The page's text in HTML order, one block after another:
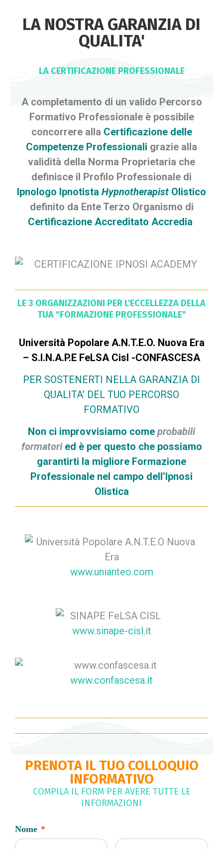
LA NOSTRA GARANZIA DI
QUALITA'
LA CERTIFICAZIONE PROFESSIONALE
A completamento di un valido Percorso
Formativo Professionale è possibile
concorrere alla Certificazione delle
Competenze Professionali grazie alla
validità della Norma Proprietaria che
definisce il Profilo Professionale di
Ipnologo Ipnotista Hypnotherapist Olistico
definito da Ente Terzo Organismo di
Certificazione Accreditato Accredia
LE 3 ORGANIZZAZIONI PER L'ECCELLEZZA DELLA
TUA "FORMAZIONE PROFESSIONALE"
Università Popolare A.N.T.E.O. Nuova Era
– S.I.N.A.P.E FeLSA Cisl -CONFASCESA
PER SOSTENERTI NELLA GARANZIA DI
QUALITA’ DEL TUO PERCORSO
FORMATIVO
Non ci improvvisiamo come probabili
formatoried è per questo che possiamo
garantirti la migliore Formazione
Professionale nel campo dell’Ipnosi
Olistica
www.unianteo.com
www.sinape-cisl.it
www.confascesa.it
PRENOTA IL TUO COLLOQUIO
INFORMATIVO
COMPILA IL FORM PER AVERE TUTTE LE
INFORMAZIONI
Nome *